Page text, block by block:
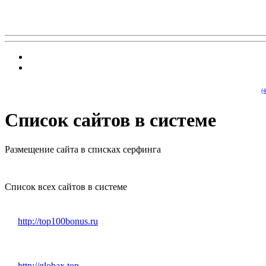
(4197)
Список сайтов в системе
Размещение сайта в списках серфинга
Список всех сайтов в системе
http://top100bonus.ru